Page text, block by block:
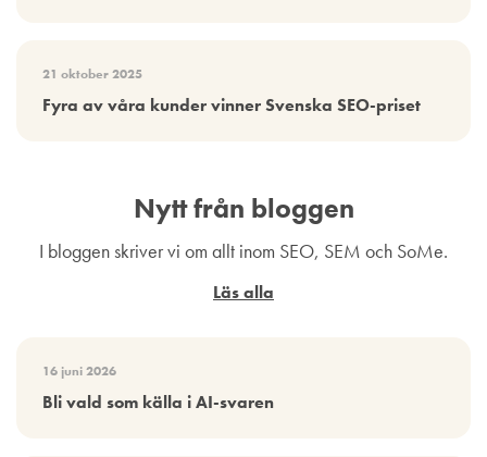
21 oktober 2025
Fyra av våra kunder vinner Svenska SEO-priset
Nytt från bloggen
I bloggen skriver vi om allt inom SEO, SEM och SoMe.
Läs alla
16 juni 2026
Bli vald som källa i AI-svaren